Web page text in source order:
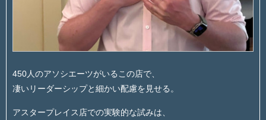
450人のアソシエーツがいるこの店で、
凄いリーダーシップと細かい配慮を見せる。
アスタープレイス店での実験的な試みは、